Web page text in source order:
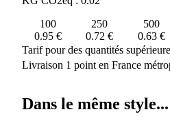
100
250 500
0.95 €
0.72 € 0.63 €
Tarif pour des quantités
Livraison 1 point en France
Dans le même style...